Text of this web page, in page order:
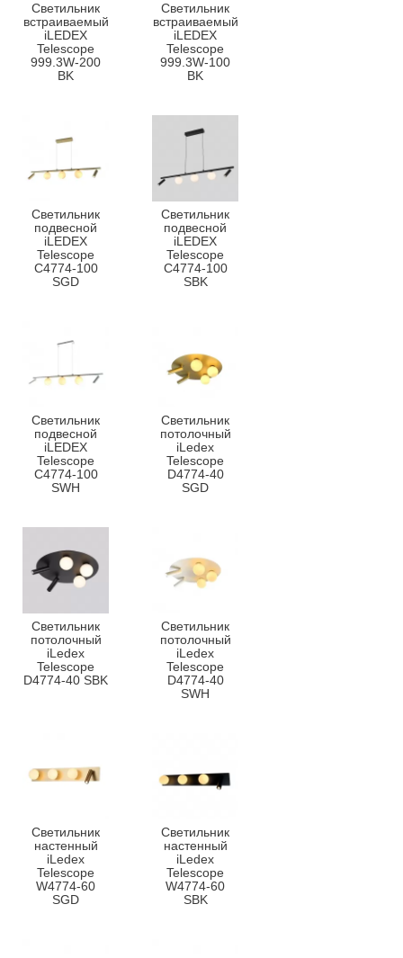
Светильник
встраиваемый
iLEDEX
Telescope
999.3W-200
BK
Светильник
встраиваемый
iLEDEX
Telescope
999.3W-100
BK
Светильник
подвесной
iLEDEX
Telescope
C4774-100
SGD
Светильник
подвесной
iLEDEX
Telescope
C4774-100
SBK
Светильник
подвесной
iLEDEX
Telescope
C4774-100
SWH
Светильник
потолочный
iLedex
Telescope
D4774-40
SGD
Светильник
потолочный
iLedex
Telescope
D4774-40 SBK
Светильник
потолочный
iLedex
Telescope
D4774-40
SWH
Светильник
настенный
iLedex
Telescope
W4774-60
SGD
Светильник
настенный
iLedex
Telescope
W4774-60
SBK